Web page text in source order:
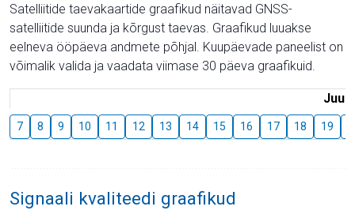
Satelliitide taevakaartide graafikud näitavad GNSS-
satelliitide suunda ja kõrgust taevas. Graafikud luuakse
eelneva ööpäeva andmete põhjal. Kuupäevade paneelist on
võimalik valida ja vaadata viimase 30 päeva graafikuid.
Juuli
7 8 9 10 11 12 13 14 15 16 17 18 19
Signaali kvaliteedi graafikud